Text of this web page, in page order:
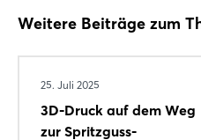
Weitere Beiträge zum
25. Juli 2025
3D-Druck auf dem Weg
zur Spritzguss-